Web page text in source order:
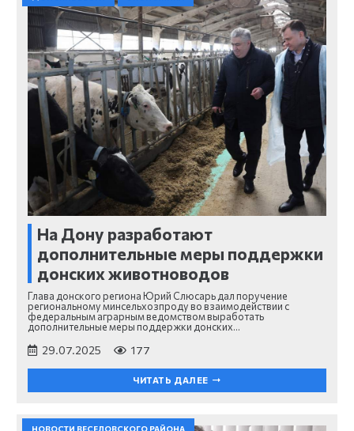
На Дону разработают
дополнительные меры поддержки
донских животноводов
Глава донского региона Юрий Слюсарь дал поручение
региональному минсельхозпроду во взаимодействии с
федеральным аграрным ведомством выработать
дополнительные меры поддержки донских…
29.07.2025 177
ЧИТАТЬ ДАЛЕЕ
НОВОСТИ ВЕСЕЛОВСКОГО РАЙОНА